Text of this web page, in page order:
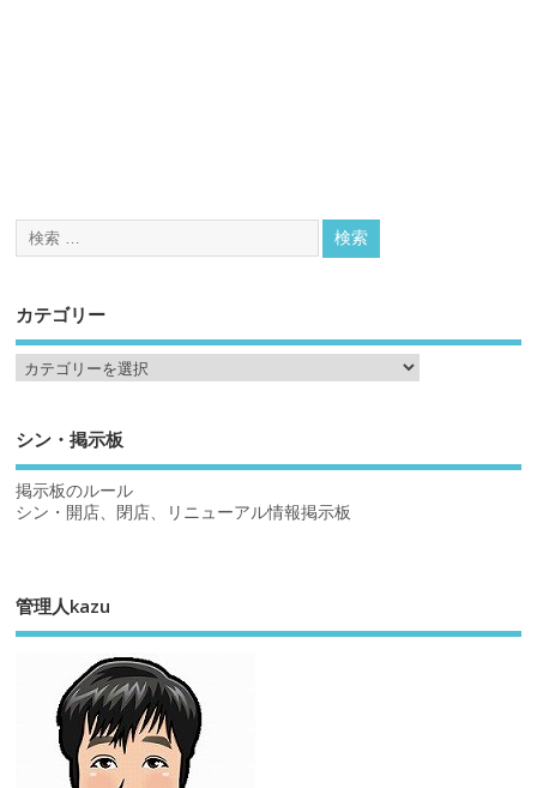
カテゴリー
シン・掲示板
掲示板のルール
シン・開店、閉店、リニューアル情報掲示板
管理人kazu